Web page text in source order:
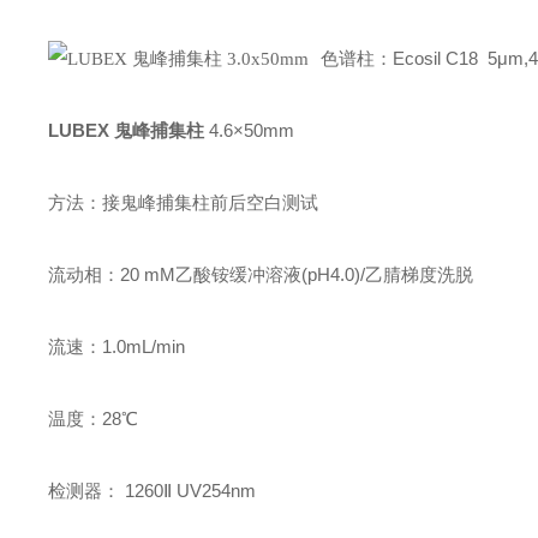
色谱柱：Ecosil C18
LUBEX 鬼峰捕集柱 4.6×50mm
方法：接鬼峰捕集柱前后空白测试
流动相：20 mM乙酸铵缓冲溶液(pH4.0)/乙腈梯度洗脱
流速：1.0mL/min
温度：28℃
检测器： 1260Ⅱ UV254nm